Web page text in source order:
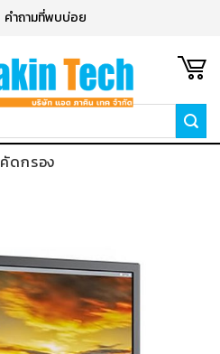
คำถามที่พบบ่อย
คัดกรอง